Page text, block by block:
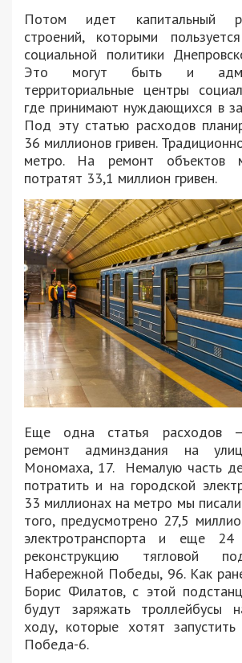
Потом идет капитальный
строений, которыми
социальной политики
Это могут быть и
территориальные центры
где принимают нуждающихся в
Под эту статью расходов
36 миллионов гривен.
метро. На ремонт объектов
потратят 33,1 миллион гривен.
Еще одна статья расходов –
ремонт админздания на
Мономаха, 17. Немалую часть
потратить и на городской
33 миллионах на метро мы
того, предусмотрено 27,5
электротранспорта и еще
реконструкцию тягловой
Набережной Победы, 96. Как
Борис Филатов, с этой
будут заряжать троллейбусы
ходу, которые хотят
Победа-6.